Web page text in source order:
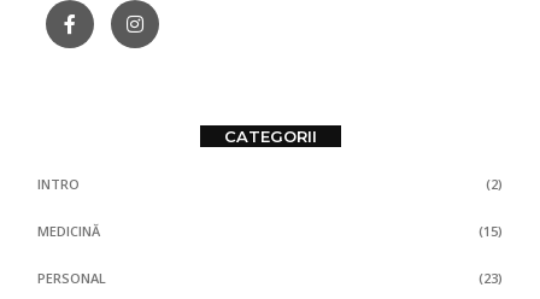
CATEGORII
INTRO (2)
MEDICINĂ (15)
PERSONAL (23)